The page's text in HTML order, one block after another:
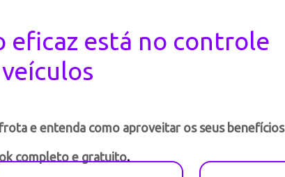
eficaz está no controle
e entenda como aproveitar os seus benefícios
completo e gratuito.